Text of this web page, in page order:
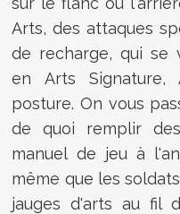
Arts, des attaques
de recharge, qui se
en Arts
posture. On vous
de quoi remplir
manuel de jeu à
même que les
jauges d'arts au fil